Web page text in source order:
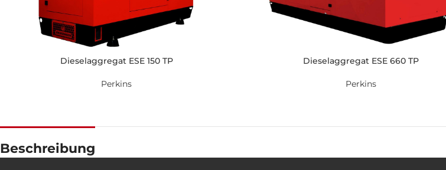
Dieselaggregat ESE 150 TP
Perkins
Dieselaggregat ESE 660 TP
Perkins
Beschreibung